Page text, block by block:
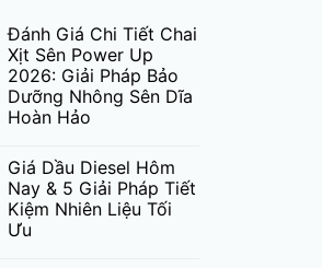
Đánh Giá Chi Tiết Chai
Xịt Sên Power Up
2026: Giải Pháp Bảo
Dưỡng Nhông Sên Dĩa
Hoàn Hảo
Giá Dầu Diesel Hôm
Nay & 5 Giải Pháp Tiết
Kiệm Nhiên Liệu Tối
Ưu